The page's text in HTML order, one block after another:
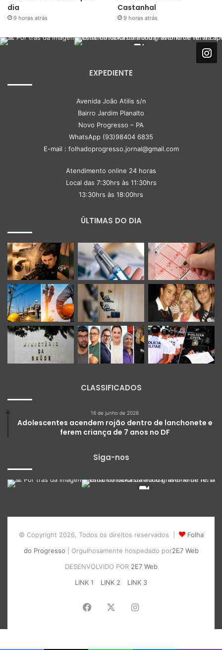
dia
9 horas atrás
Castanhal
9 horas atrás
EXPEDIENTE
Avenida João Atilis s/n
Bairro Jardim Planalto
Novo Progresso – PA
WhatsApp (93)98404 6835
E-mail : folhadoprogresso.jornal@gmail.com
Atendimento online 24 horas
Local das 7:30hrs às 11:30hrs
13:30hrs às 18:00hrs
ÚLTIMAS DO DIA
CLASSIFICADOS
16 de junho de 2026
Adolescentes acendem rojão dentro de lanchonete e
ferem criança de 7 anos no DF
Siga-nos
© Copyright 2026, Todos os direitos reservados |
Folha
do Progresso | Orgulhosamente hospedado por2E7 Web
DESENVOLVIDO POR 2E7 Web
LINK 1
LINK 2 LINK 3
Facebook Instagram